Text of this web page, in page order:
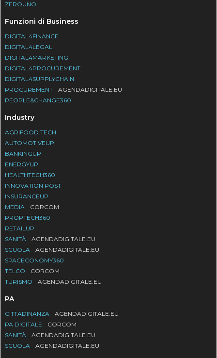
ZEROUNO
Funzioni di Business
DIGITAL4FINANCE
DIGITAL4LEGAL
DIGITAL4MARKETING
DIGITAL4PROCUREMENT
DIGITAL4SUPPLYCHAIN
PROCUREMENT
AGENDADIGITALE.EU
PEOPLE&CHANGE360
Industry
AGRIFOOD.TECH
AUTOMOTIVEUP
BANKINGUP
ENERGYUP
HEALTHTECH360
INNOVATION POST
INSURANCEUP
MEDIA
CORCOM
PROPTECH360
RETAILUP
SANITÀ
AGENDADIGITALE.EU
SCUOLA
AGENDADIGITALE.EU
SPACECONOMY360
TELCO
CORCOM
TURISMO
AGENDADIGITALE.EU
PA
CITTADINANZA
AGENDADIGITALE.EU
PA DIGITALE
CORCOM
SANITÀ
AGENDADIGITALE.EU
SCUOLA
AGENDADIGITALE.EU